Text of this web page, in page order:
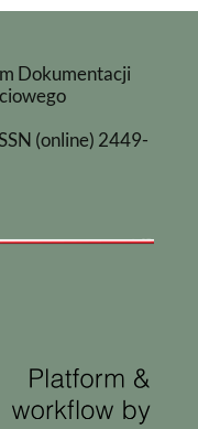
Dokumentacji
(online) 2449-